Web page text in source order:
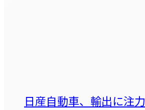
日産自動車、輸出に注力